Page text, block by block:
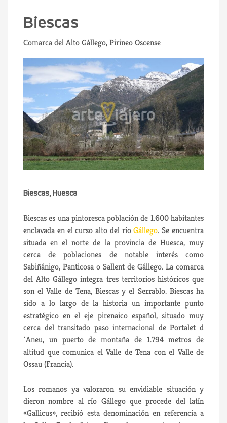
Biescas
Comarca del Alto Gállego, Pirineo Oscense
Biescas, Huesca
Biescas es una pintoresca población de 1.600 habitantes
enclavada en el curso alto del ríoGállego. Se encuentra
situada en el norte de la provincia de Huesca, muy
cerca de poblaciones de notable interés como
Sabiñánigo, Panticosa o Sallent de Gállego. La comarca
del Alto Gállego integra tres territorios históricos que
son el Valle de Tena, Biescas y el Serrablo. Biescas ha
sido a lo largo de la historia un importante punto
estratégico en el eje pirenaico español, situado muy
cerca del transitado paso internacional de Portalet d
´Aneu, un puerto de montaña de 1.794 metros de
altitud que comunica el Valle de Tena con el Valle de
Ossau (Francia).
Los romanos ya valoraron su envidiable situación y
dieron nombre al río Gállego que procede del latín
«Gallicus», recibió esta denominación en referencia a